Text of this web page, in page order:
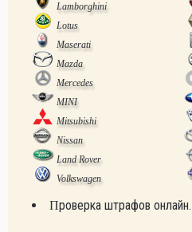
Lamborghini
Lotus
Maserati
Mazda
Mercedes
MINI
Mitsubishi
Nissan
Land Rover
Volkswagen
Проверка штрафов онлайн.